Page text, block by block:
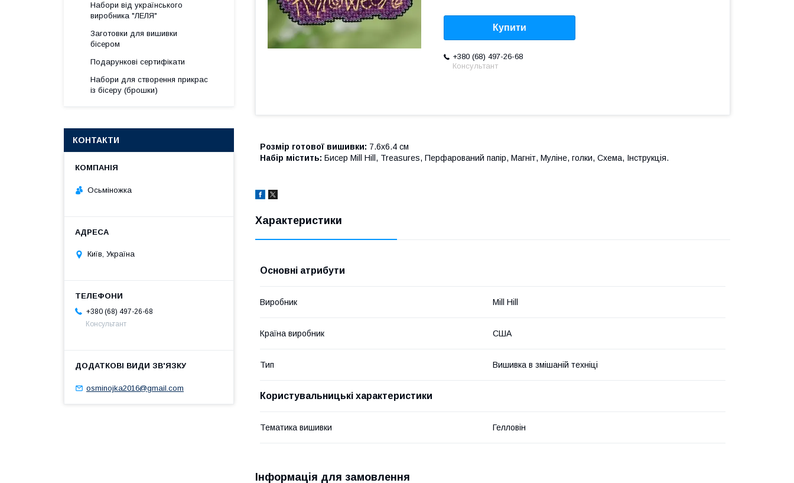
Купити
+380 (68) 497-26-68
Консультант
Розмір готової вишивки: 7.6х6.4 см
Набір містить: Бисер Mill Hill, Treasures, Перфарований папір, Магніт, Муліне, голки, Схема, Інструкція.
Характеристики
Основні атрибути
Виробник Mill Hill
Країна виробник США
Тип Вишивка в змішаній техніці
Користувальницькі характеристики
Тематика вишивки Гелловін
Інформація для замовлення
Набори від українського
виробника "ЛЕЛЯ"
Заготовки для вишивки
бісером
Подарункові сертифікати
Набори для створення прикрас
із бісеру (брошки)
КОНТАКТИ
Осьміножка
Київ, Україна
+380 (68) 497-26-68
Консультант
osminojka2016@gmail.com